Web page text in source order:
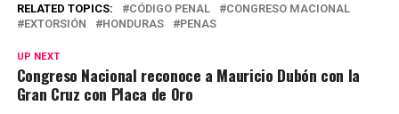
RELATED TOPICS: CÓDIGO PENAL
CONGRESO MACIONAL
EXTORSIÓN
HONDURAS PENAS
UP NEXT
Congreso Nacional reconoce a Mauricio Dubón con la
Gran Cruz con Placa de Oro